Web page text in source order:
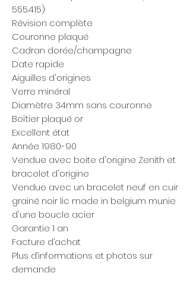
555.415)
Révision complète
Couronne plaqué
Cadran dorée/champagne
Date rapide
Aiguilles d'origines
Verre minéral
Diamètre 34mm sans couronne
Boîtier plaqué or
Excellent état
Année 1980-90
Vendue avec boite d'origine Zenith et
bracelet d'origine
Vendue avec un bracelet neuf en cuir
grainé noir lic made in belgium munie
d'une boucle acier
Garantie 1 an
Facture d’achat
Plus d’informations et photos sur
demande